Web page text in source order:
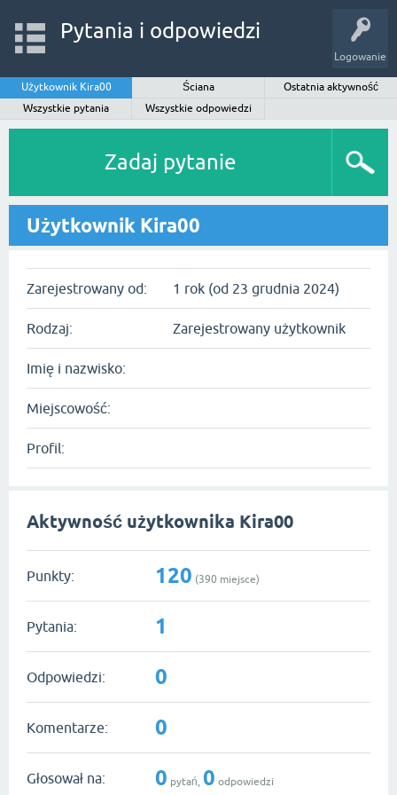
Logowanie
Pytania i odpowiedzi
Użytkownik Kira00 Ściana
Ostatnia aktywność
Wszystkie pytania
Wszystkie odpowiedzi
Zadaj pytanie
Użytkownik Kira00
Zarejestrowany od: 1 rok (od 23 grudnia 2024)
Rodzaj: Zarejestrowany użytkownik
Imię i nazwisko:
Miejscowość:
Profil:
Aktywność użytkownika Kira00
Punkty: 120 (390 miejsce)
Pytania: 1
Odpowiedzi: 0
Komentarze: 0
Głosował na: 0 pytań, 0 odpowiedzi